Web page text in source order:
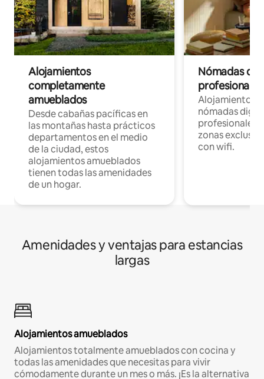
Alojamientos
completamente
amueblados
Desde cabañas pacíficas en
las montañas hasta prácticos
departamentos en el medio
de la ciudad, estos
alojamientos amueblados
tienen todas las amenidades
de un hogar.
Nómadas
Alojamientos
nómadas
profesionales
zonas
con wifi.
Amenidades y ventajas para estancias
largas
Alojamientos amueblados
Alojamientos totalmente amueblados con cocina y
todas las amenidades que necesitas para vivir
cómodamente durante un mes o más. ¡Es la alternativa